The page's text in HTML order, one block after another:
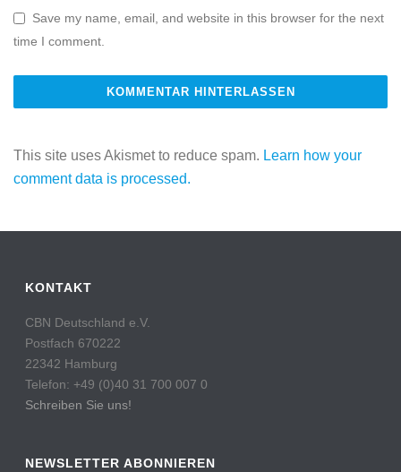
Save my name, email, and website in this browser for the next
time I comment.
This site uses Akismet to reduce spam. Learn how your
comment data is processed.
KONTAKT
CBN Deutschland e.V.
Postfach 670222
22342 Hamburg
Telefon: +49 (0)40 31 700 007 0
Schreiben Sie uns!
NEWSLETTER ABONNIEREN